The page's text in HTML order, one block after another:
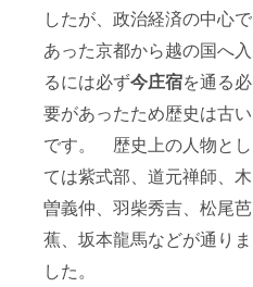
したが、政治経済の中心で
あった京都から越の国へ入
るには必ず今庄宿を通る必
要があったため歴史は古い
です。 歴史上の人物とし
ては紫式部、道元禅師、木
曽義仲、羽柴秀吉、松尾芭
蕉、坂本龍馬などが通りま
した。